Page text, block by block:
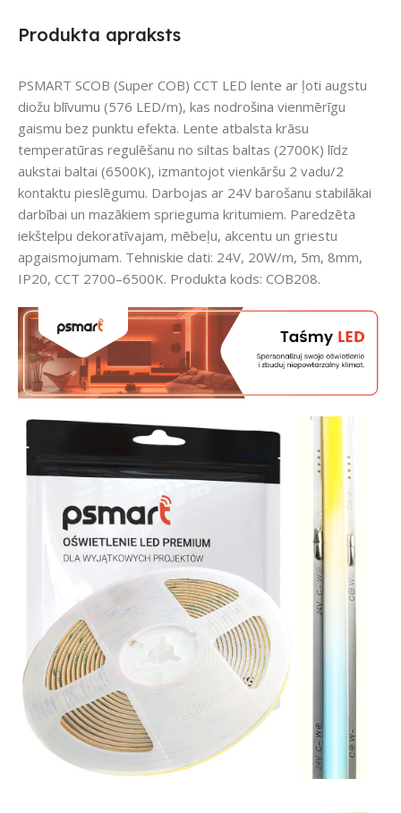
Produkta apraksts
PSMART SCOB (Super COB) CCT LED lente ar ļoti augstu
diožu blīvumu (576 LED/m), kas nodrošina vienmērīgu
gaismu bez punktu efekta. Lente atbalsta krāsu
temperatūras regulēšanu no siltas baltas (2700K) līdz
aukstai baltai (6500K), izmantojot vienkāršu 2 vadu/2
kontaktu pieslēgumu. Darbojas ar 24V barošanu stabilākai
darbībai un mazākiem sprieguma kritumiem. Paredzēta
iekštelpu dekoratīvajam, mēbeļu, akcentu un griestu
apgaismojumam. Tehniskie dati: 24V, 20W/m, 5m, 8mm,
IP20, CCT 2700–6500K. Produkta kods: COB208.